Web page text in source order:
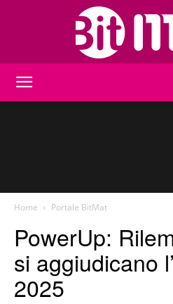
Home Portale BitMat
PowerUp:
si aggiudicano
2025